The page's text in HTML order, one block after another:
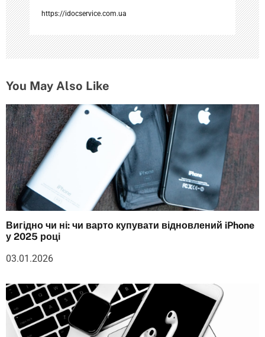
я
м
https://idocservice.com.ua
You May Also Like
Вигідно чи ні: чи варто купувати відновлений iPhone
у 2025 році
03.01.2026